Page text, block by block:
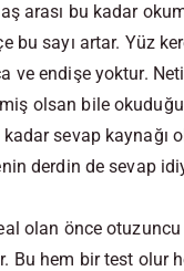
arası bu kadar
bu sayı artar. Yüz
ve endişe yoktur.
olsan bile
sevap kaynağı
derdin de sevap
olan önce otuzuncu
Bu hem bir test olur